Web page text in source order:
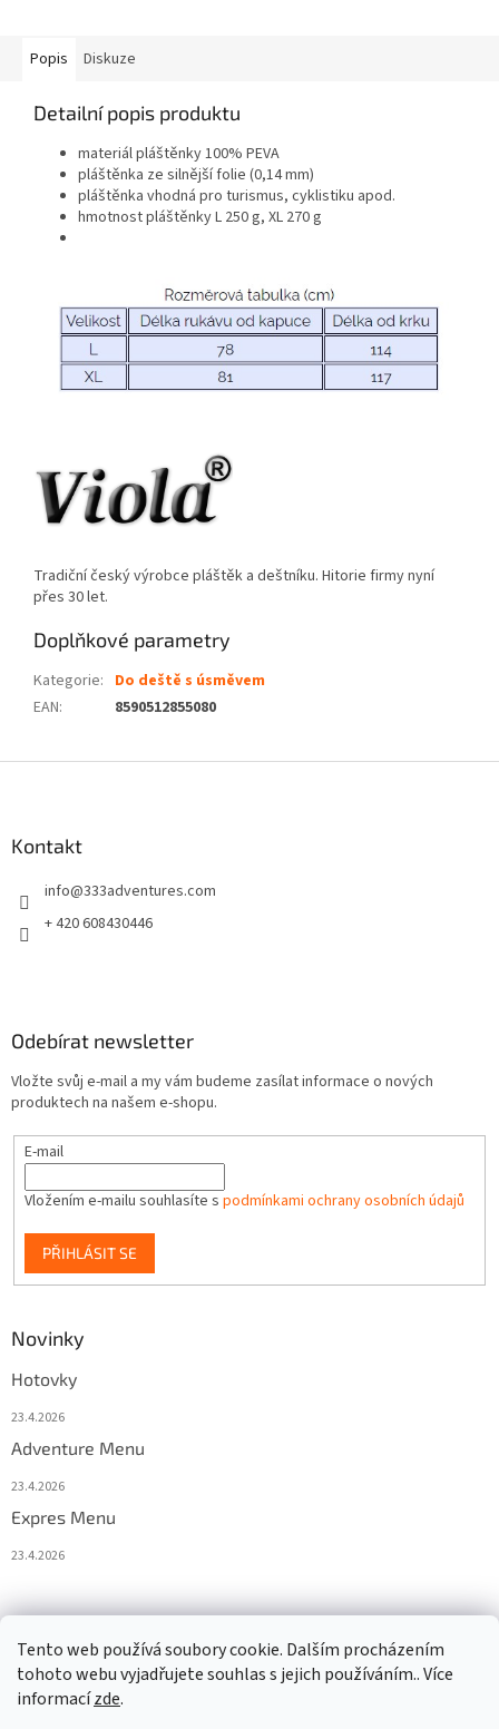
Tento web používá soubory cookie. Dalším procházením
tohoto webu vyjadřujete souhlas s jejich používáním.. Více
informacízde.
Popis Diskuze
Detailní popis produktu
materiál pláštěnky 100% PEVA
pláštěnka ze silnější folie (0,14 mm)
pláštěnka vhodná pro turismus, cyklistiku apod.
hmotnost pláštěnky L 250 g, XL 270 g
Tradiční český výrobce pláštěk a deštníku. Hitorie firmy nyní
přes 30 let.
Doplňkové parametry
Kategorie: Do deště s úsměvem
EAN: 8590512855080
Kontakt
info@333adventures.com
+ 420 608430446
Odebírat newsletter
Vložte svůj e-mail a my vám budeme zasílat informace o nových
produktech na našem e-shopu.
E-mail
Vložením e-mailu souhlasíte s podmínkami ochrany osobních údajů
PŘIHLÁSIT SE
Novinky
Hotovky
23.4.2026
Adventure Menu
23.4.2026
Expres Menu
23.4.2026